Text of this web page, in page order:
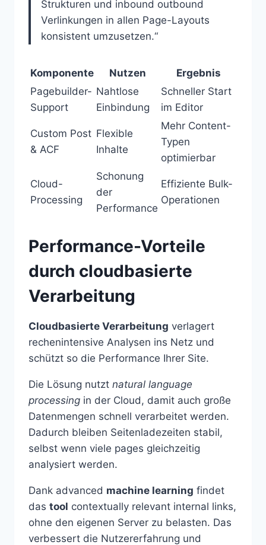
Strukturen und inbound outbound
Verlinkungen in allen Page-Layouts
konsistent umzusetzen.“
Komponente Nutzen
Ergebnis
Pagebuilder-
Support
Nahtlose
Einbindung
Schneller Start
im Editor
Custom Post
& ACF
Flexible
Inhalte
Mehr Content-
Typen
optimierbar
Cloud-
Processing
Schonung
der
Performance
Effiziente Bulk-
Operationen
Performance-Vorteile
durch cloudbasierte
Verarbeitung
Cloudbasierte Verarbeitung verlagert
rechenintensive Analysen ins Netz und
schützt so die Performance Ihrer Site.
Die Lösung nutzt natural language
processing in der Cloud, damit auch große
Datenmengen schnell verarbeitet werden.
Dadurch bleiben Seitenladezeiten stabil,
selbst wenn viele pages gleichzeitig
analysiert werden.
Dank advanced machine learning findet
das tool contextually relevant internal links,
ohne den eigenen Server zu belasten. Das
verbessert die Nutzererfahrung und